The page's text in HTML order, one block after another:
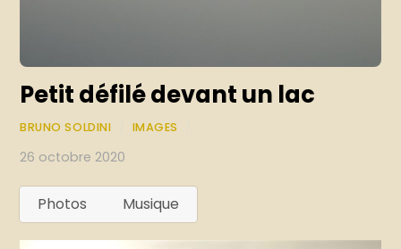
Petit défilé devant un lac
BRUNO SOLDINI IMAGES
26 octobre 2020
Photos Musique